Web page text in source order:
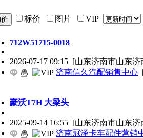
标价 图片 VIP
712W51715-0018
2026-07-17 09:15 [山东济南市山东
济南信久汽配销售中心
豪沃T7H 大梁头
2025-09-14 16:55 [山东济南市山东
济南冠泽卡车配件营销